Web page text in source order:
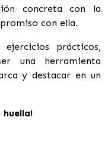
concreta con la
con ella.
prácticos,
una herramienta
y destacar en un
huella!